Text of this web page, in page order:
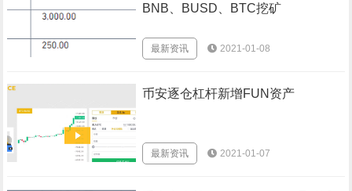
BNB、BUSD、BTC挖矿
最新资讯 2021-01-08
币安逐仓杠杆新增FUN资产
最新资讯 2021-01-07